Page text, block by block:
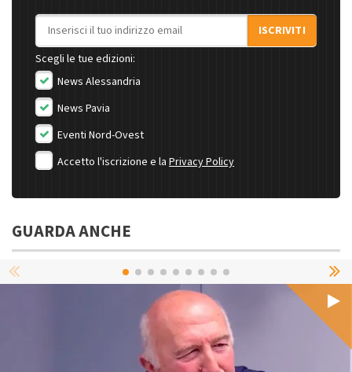
Indirizzo email
ISCRIVITI
Scegli le tue edizioni:
News Alessandria
News Pavia
Eventi Nord-Ovest
Accetto l'iscrizione e la Privacy Policy
GUARDA ANCHE